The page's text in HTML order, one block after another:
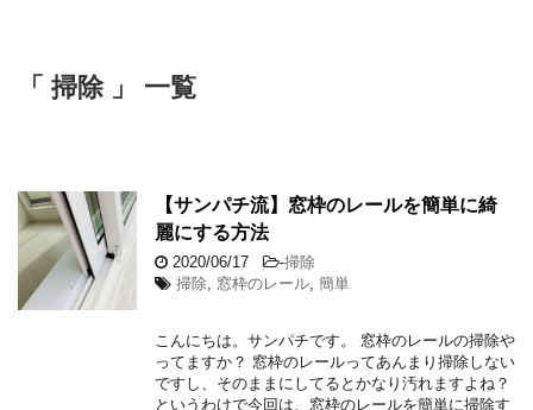
「 掃除 」 一覧
【サンパチ流】窓枠のレールを簡単に綺
麗にする方法
2020/06/17 -掃除
掃除, 窓枠のレール, 簡単
こんにちは。サンパチです。 窓枠のレールの掃除や
ってますか？ 窓枠のレールってあんまり掃除しない
ですし、そのままにしてるとかなり汚れますよね？
というわけで今回は、窓枠のレールを簡単に掃除す